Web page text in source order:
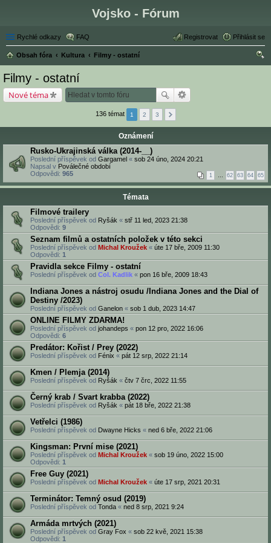
Vojsko - Fórum
Rychlé odkazy FAQ Přihlásit se
Registrovat
Obsah fóra Kultura
Filmy - ostatní
Filmy - ostatní
Nové téma
136 témat 1 2 3
Oznámení
Rusko-Ukrajinská válka (2014-__)
Poslední příspěvek od Gargamel « sob 24 úno, 2024 20:21
Napsal v Poválečné období
Odpovědi: 965 1 … 62 63 64 65
Témata
Filmové trailery
Poslední příspěvek od Ryšák « stř 11 led, 2023 21:38
Odpovědi: 9
Seznam filmů a ostatních položek v této sekci
Poslední příspěvek od Michal Kroužek « úte 17 bře, 2009 11:30
Odpovědi: 1
Pravidla sekce Filmy - ostatní
Poslední příspěvek od Col. Kadlik « pon 16 bře, 2009 18:43
Indiana Jones a nástroj osudu /Indiana Jones and the Dial of
Destiny /2023)
Poslední příspěvek od Ganelon « sob 1 dub, 2023 14:47
ONLINE FILMY ZDARMA!
Poslední příspěvek od johandeps « pon 12 pro, 2022 16:06
Odpovědi: 6
Predátor: Kořist / Prey (2022)
Poslední příspěvek od Fénix « pát 12 srp, 2022 21:14
Kmen / Plemja (2014)
Poslední příspěvek od Ryšák « čtv 7 črc, 2022 11:55
Černý krab / Svart krabba (2022)
Poslední příspěvek od Ryšák « pát 18 bře, 2022 21:38
Vetřelci (1986)
Poslední příspěvek od Dwayne Hicks « ned 6 bře, 2022 21:06
Kingsman: První mise (2021)
Poslední příspěvek od Michal Kroužek « sob 19 úno, 2022 15:00
Odpovědi: 1
Free Guy (2021)
Poslední příspěvek od Michal Kroužek « úte 17 srp, 2021 20:31
Terminátor: Temný osud (2019)
Poslední příspěvek od Tonda « ned 8 srp, 2021 9:24
Armáda mrtvých (2021)
Poslední příspěvek od Gray Fox « sob 22 kvě, 2021 15:38
Odpovědi: 1